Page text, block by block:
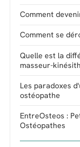
Comment
Comment se
Quelle est la
masseur-
Les paradoxes
ostéopathe
EntreOsteos :
Ostéopathes